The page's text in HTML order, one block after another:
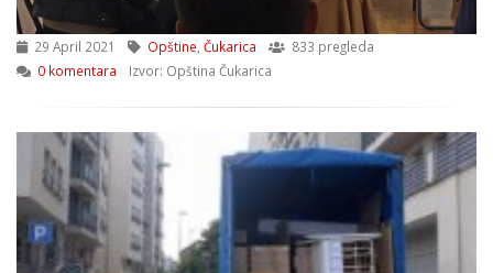
29 April 2021 Opštine Čukarica
833 pregleda
0 komentara
Izvor: Opština Čukarica